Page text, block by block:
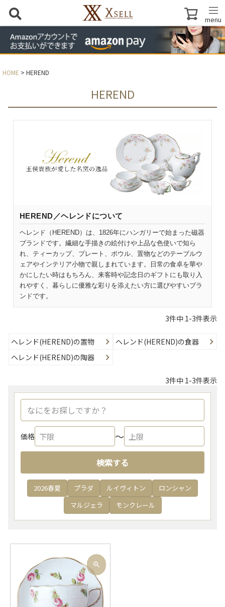
menu
HOME HEREND
HEREND
HEREND／ヘレンドについて
ヘレンド（HEREND）は、1826年にハンガリーで始まった磁器
ブランドです。繊細な手描きの絵付けや上品な色使いで知ら
れ、ティーカップ、プレート、ボウル、置物などのテーブルウ
ェアやインテリア小物で親しまれています。日常の食卓を華や
かにしたい時はもちろん、来客時や記念日のギフトにも取り入
れやすく、暮らしに優雅な彩りを添えたい方に選びやすいブラ
ンドです。
3件中 1-3件表示
ヘレンド(HEREND)の置物
ヘレンド(HEREND)の食器
ヘレンド(HEREND)の陶器
3件中 1-3件表示
価格 〜
検索する
2026春夏 プラダ ルイヴィトン
ロンシャン
マルジェラ
モンクレール